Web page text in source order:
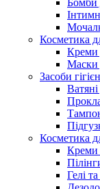
Бомби
Косметика
Креми
Маски
Засоби
Косметика
Креми
Гелі